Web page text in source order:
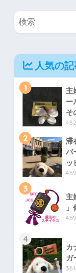
人気の
1
主
ー
そ
2
滞
バ
ッ
3
主
4
カ
ガ